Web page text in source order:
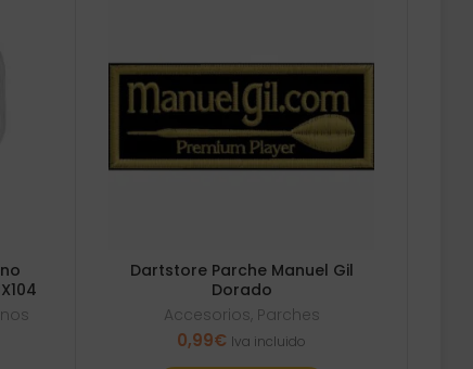
Dartstore Parche Manuel Gil
Dorado
Accesorios, Parches
0,99€ Iva incluido